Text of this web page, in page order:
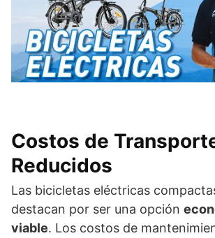
Costos de
Reducidos
Las bicicletas eléctricas
destacan por ser una opción
viable. Los costos de